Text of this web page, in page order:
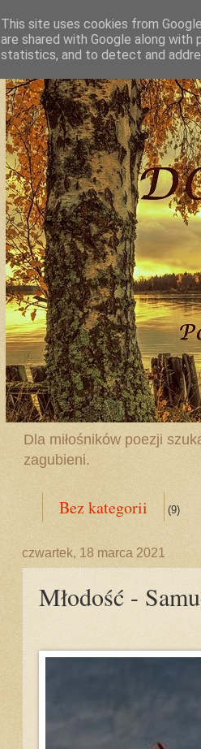
Dla miłośników poezji
zagubieni.
Bez kategorii (9)
czwartek, 18 marca 2021
Młodość -
This site uses cookies from
are shared with Google along
statistics, and to detect and